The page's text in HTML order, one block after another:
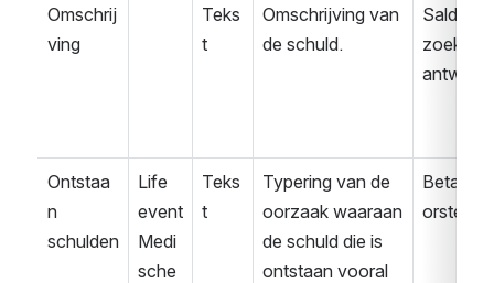
Omschrij
ving
Teks
t
Omschrijving van
de schuld.
Saldover
zoek
Ontstaa
n
schulden
Life
event
Medi
sche
Teks
t
Typering van de
oorzaak waaraan
de schuld die is
ontstaan vooral
Betaalvo
orstel